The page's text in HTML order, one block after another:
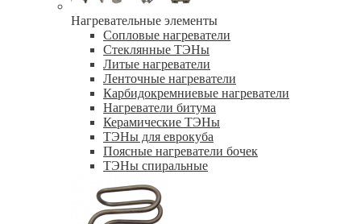
Нагревательные элементы
Сопловые нагреватели
Стеклянные ТЭНы
Литые нагреватели
Ленточные нагреватели
Карбидокремниевые нагреватели
Нагреватели битума
Керамические ТЭНы
ТЭНы для еврокуба
Поясные нагреватели бочек
ТЭНы спиральные